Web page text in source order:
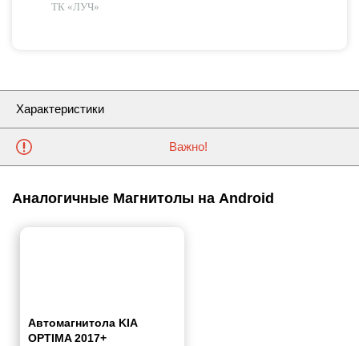
ТК «ЛУЧ»
Характеристики
Важно!
Аналогичные Магнитолы на Android
Автомагнитола KIA
OPTIMA 2017+